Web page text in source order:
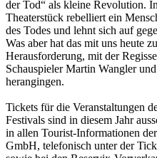
der Tod“ als kleine Revolution.
Theaterstück rebelliert ein
des Todes und lehnt sich auf
Was aber hat das mit uns heute
Herausforderung, mit der
Schauspieler Martin Wangler
herangingen.
Tickets für die Veranstaltungen
Festivals sind in diesem Jahr
in allen Tourist-Informationen
GmbH, telefonisch unter der